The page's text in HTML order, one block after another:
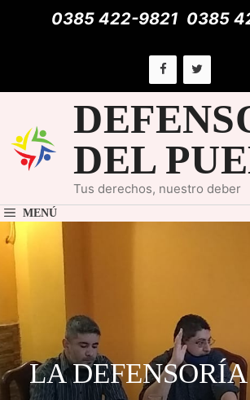
0385 422-9821 0385
DEL
Tus derechos, nuestro deber
MENÚ
LA